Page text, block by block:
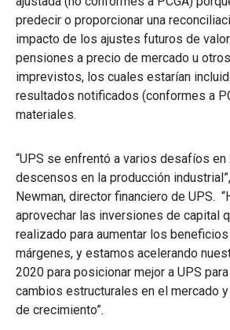
predecir o proporcionar una
impacto de los ajustes futuros de
pensiones a precio de mercado u
imprevistos, los cuales estarían
resultados notificados (conformes a
materiales.
“UPS se enfrentó a varios desafíos
descensos en la producción
Newman, director financiero de UPS.
aprovechar las inversiones de capital
realizado para aumentar los
márgenes, y estamos acelerando
2020 para posicionar mejor a UPS
cambios estructurales en el mercado
de crecimiento”.